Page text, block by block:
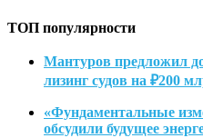
ТОП популярности
Мантуров предложил
лизинг судов на ₽200
«Фундаментальные
обсудили будущее